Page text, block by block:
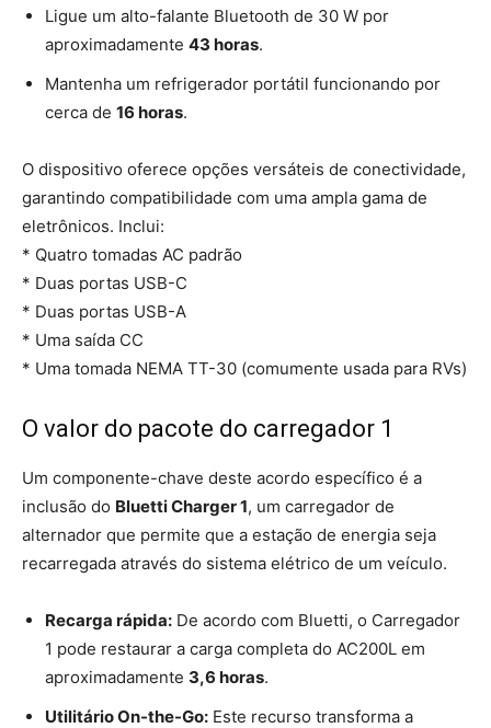
Ligue um alto-falante Bluetooth de 30 W por
aproximadamente 43 horas.
Mantenha um refrigerador portátil funcionando por
cerca de 16 horas.
O dispositivo oferece opções versáteis de conectividade,
garantindo compatibilidade com uma ampla gama de
eletrônicos. Inclui:
* Quatro tomadas AC padrão
* Duas portas USB-C
* Duas portas USB-A
* Uma saída CC
* Uma tomada NEMA TT-30 (comumente usada para RVs)
O valor do pacote do carregador 1
Um componente-chave deste acordo específico é a
inclusão do Bluetti Charger 1, um carregador de
alternador que permite que a estação de energia seja
recarregada através do sistema elétrico de um veículo.
Recarga rápida: De acordo com Bluetti, o Carregador
1 pode restaurar a carga completa do AC200L em
aproximadamente 3,6 horas.
Utilitário On-the-Go: Este recurso transforma a